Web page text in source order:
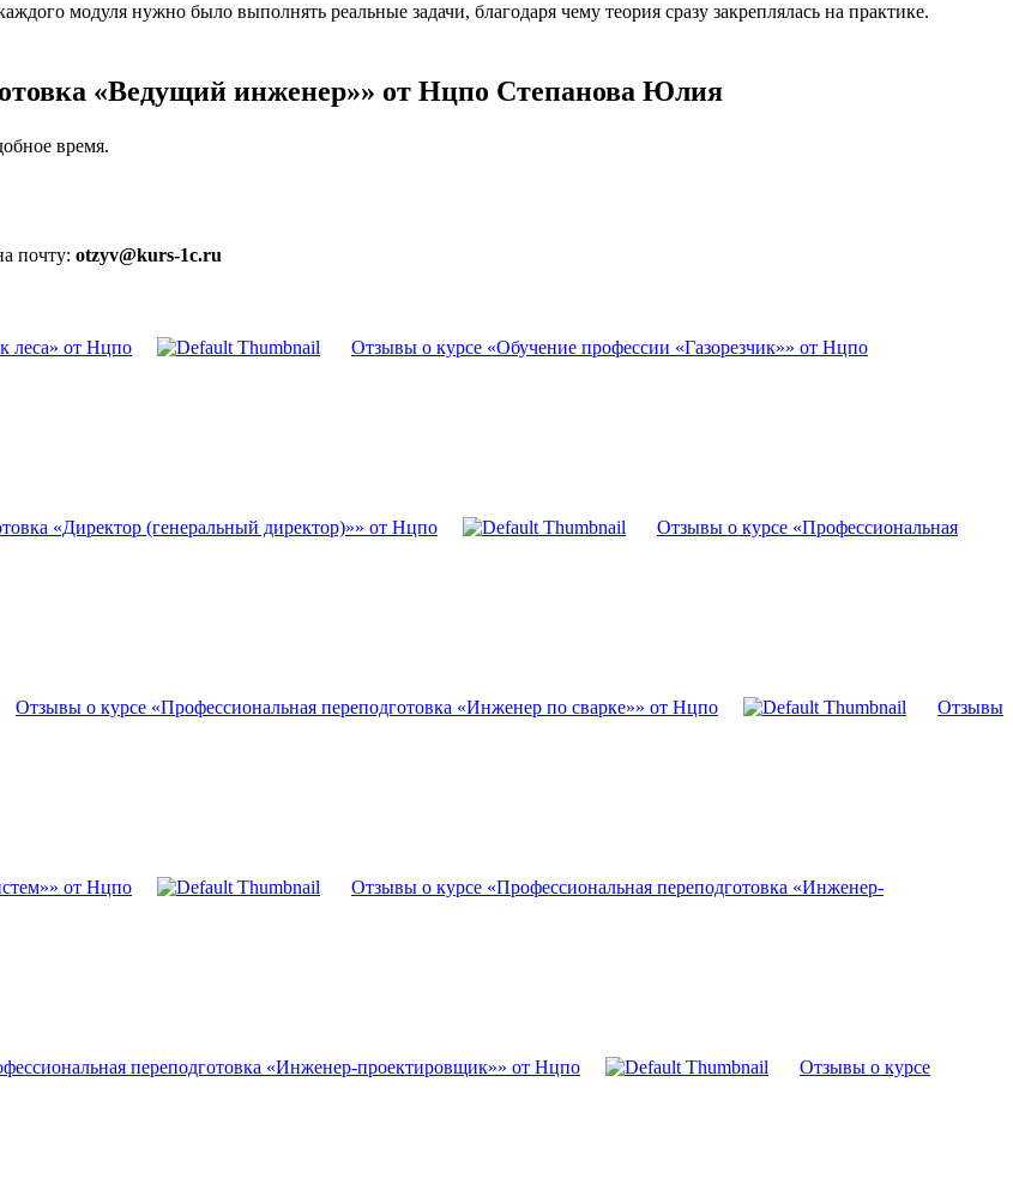
модуля нужно было выполнять реальные задачи, благодаря чему теория сразу закреплялась на практике.
«Ведущий инженер»» от Нцпо Степанова Юлия
время.
почту: otzyv@kurs-1c.ru
леса» от Нцпо Отзывы о курсе «Обучение профессии «Газорезчик»» от Нцпо
«Директор (генеральный директор)»» от Нцпо Отзывы о курсе «Профессиональная
Отзывы о курсе «Профессиональная переподготовка «Инженер по сварке»» от Нцпо Отзывы
от Нцпо Отзывы о курсе «Профессиональная переподготовка «Инженер-
переподготовка «Инженер-проектировщик»» от Нцпо Отзывы о курсе